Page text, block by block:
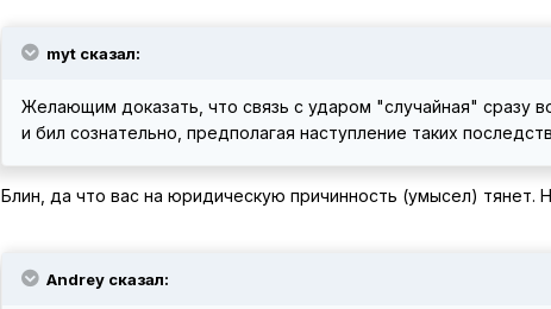
myt сказал:
Желающим доказать, что связь с ударом "случайная" сразу
и бил сознательно, предполагая наступление таких
Блин, да что вас на юридическую причинность (умысел) тянет.
Andrey сказал: